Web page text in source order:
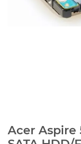
Acer Aspire